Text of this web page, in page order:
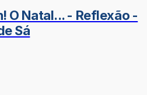
O Natal... - Reflexão -
Sá